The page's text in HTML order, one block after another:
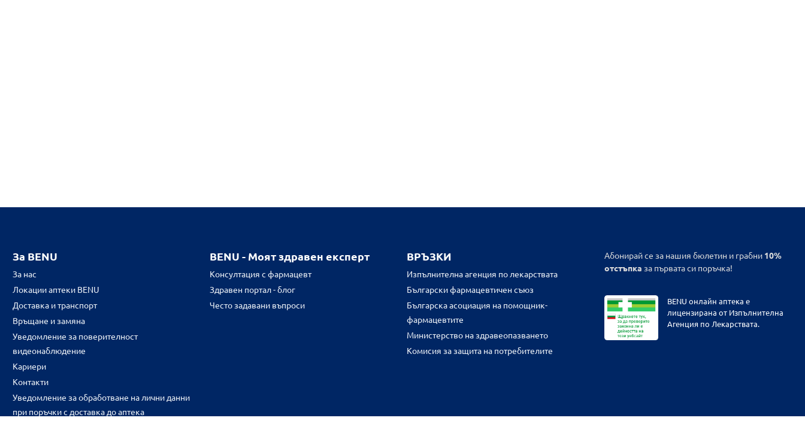
За BENU
За нас
Локации аптеки BENU
Доставка и транспорт
Връщане и замяна
Уведомление за поверителност
видеонаблюдение
Кариери
Контакти
Уведомление за обработване на лични данни
при поръчки с доставка до аптека
BENU - Моят здравен експерт
Консултация с фармацевт
Здравен портал - блог
Често задавани въпроси
ВРЪЗКИ
Изпълнителна агенция по лекарствата
Български фармацевтичен съюз
Българска асоциация на помощник-
фармацевтите
Министерство на здравеопазването
Комисия за защита на потребителите
Абонирай се за нашия бюлетин и грабни 10%
отстъпка за първата си поръчка!
BENU онлайн аптека е
лицензирана от Изпълнителна
Агенция по Лекарствата.